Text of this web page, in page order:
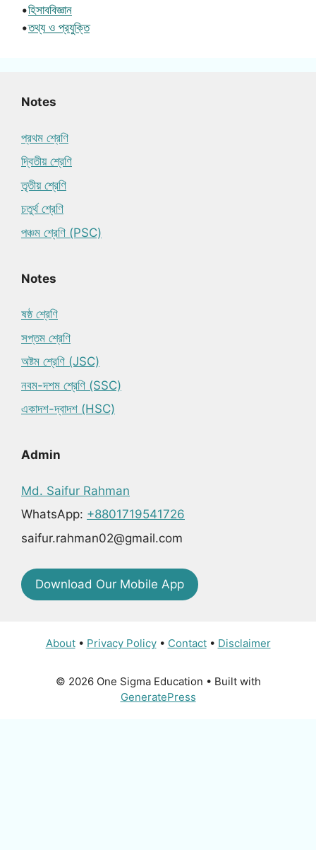
•হিসাববিজ্ঞান
•তথ্য ও প্রযুক্তি
Notes
প্রথম শ্রেণি
দ্বিতীয় শ্রেণি
তৃতীয় শ্রেণি
চতুর্থ শ্রেণি
পঞ্চম শ্রেণি (PSC)
Notes
ষষ্ঠ শ্রেণি
সপ্তম শ্রেণি
অষ্টম শ্রেণি (JSC)
নবম-দশম শ্রেণি (SSC)
একাদশ-দ্বাদশ (HSC)
Admin
Md. Saifur Rahman
WhatsApp: +8801719541726
saifur.rahman02@gmail.com
Download Our Mobile App
About• Privacy Policy• Contact• Disclaimer
© 2026 One Sigma Education • Built with
GeneratePress